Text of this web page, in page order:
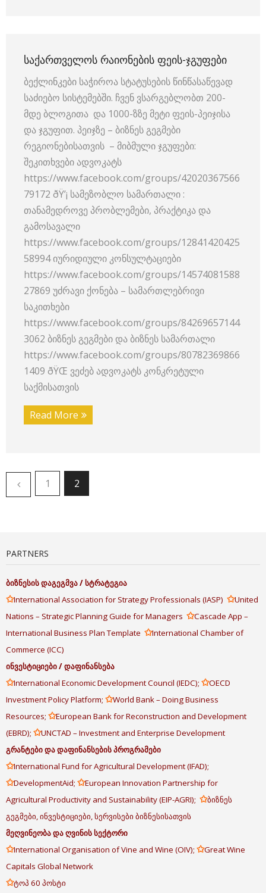
ᲡᲐᲥᲐᲠᲗᲕᲔᲚᲝᲡ ᲠᲐᲘᲝᲜᲔᲑᲘᲡ ᲤᲔᲘᲡ-ᲯᲒᲣᲤᲔᲑᲘ
ბექლინკები საჭიროა სტატუსების წინწასაწევად
საძიებო სისტემებში. ჩვენ ვსარგებლობთ 200-
მდე ბლოგითა და 1000-ზზე მეტი ფეის-პეიჯისა
და ჯგუფით. პეიჯზე – ბიზნეს გეგმები
რეგიონებისათვის – მიბმული ჯგუფები:
შეკითხვები ადვოკატს
https://www.facebook.com/groups/42020367566
79172 ðŸ’¡ სამეზობლო სამართალი :
თანამედროვე პრობლემები, პრაქტიკა და
გამოსავალი
https://www.facebook.com/groups/12841420425
58994 იურიდიული კონსულტაციები
https://www.facebook.com/groups/14574081588
27869 უძრავი ქონება – სამართლებრივი
საკითხები
https://www.facebook.com/groups/84269657144
3062 ბიზნეს გეგმები და ბიზნეს სამართალი
https://www.facebook.com/groups/80782369866
1409 ðŸŒ ვეძებ ადვოკატს კონკრეტული
საქმისათვის
Read More
1 2
PARTNERS
ბიზნესისდაგეგმვა/სტრატეგია
✩International Association for Strategy Professionals (IASP) ✩United
Nations – Strategic Planning Guide for Managers ✩Cascade App –
International Business Plan Template ✩International Chamber of
Commerce (ICC)
ინვესტიციები/დაფინანსება
✩International Economic Development Council (IEDC); ✩OECD
Investment Policy Platform; ✩World Bank – Doing Business
Resources; ✩European Bank for Reconstruction and Development
(EBRD); ✩UNCTAD – Investment and Enterprise Development
გრანტებიდადაფინანსებისპროგრამები
✩International Fund for Agricultural Development (IFAD);
✩DevelopmentAid; ✩European Innovation Partnership for
Agricultural Productivity and Sustainability (EIP-AGRI); ✩ბიზნეს
გეგმები, ინვესტიციები, სერვისები ბიზნესისათვის
მეღვინეობადაღვინისსექტორი
✩International Organisation of Vine and Wine (OIV); ✩Great Wine
Capitals Global Network
✩ტოპ 60 პოსტი